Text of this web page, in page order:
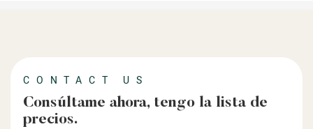
CONTACT US
Consúltame ahora, tengo la lista de
precios.